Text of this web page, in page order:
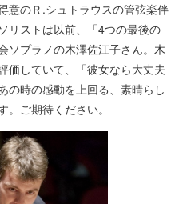
意のＲ.シュトラウスの管弦楽伴
リストは以前、「4つの最後の
ソプラノの木澤佐江子さん。木
価していて、「彼女なら大丈夫
の時の感動を上回る、素晴らし
ご期待ください。